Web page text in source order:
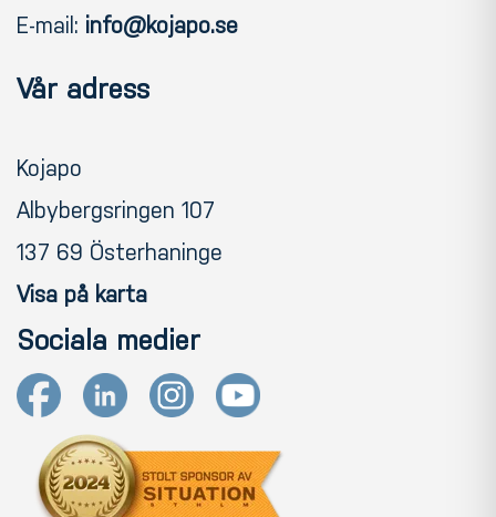
E-mail: info@kojapo.se
Vår adress
Kojapo
Albybergsringen 107
137 69 Österhaninge
Visa på karta
Sociala medier